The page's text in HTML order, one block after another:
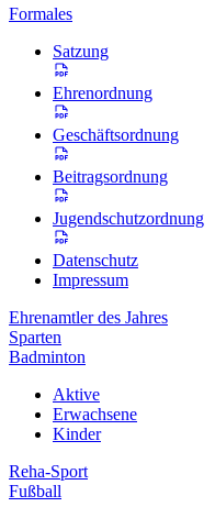
Formales
Satzung
Ehrenordnung
Geschäftsordnung
Beitragsordnung
Jugendschutzordnung
Datenschutz
Impressum
Ehrenamtler des Jahres
Sparten
Badminton
Aktive
Erwachsene
Kinder
Reha-Sport
Fußball